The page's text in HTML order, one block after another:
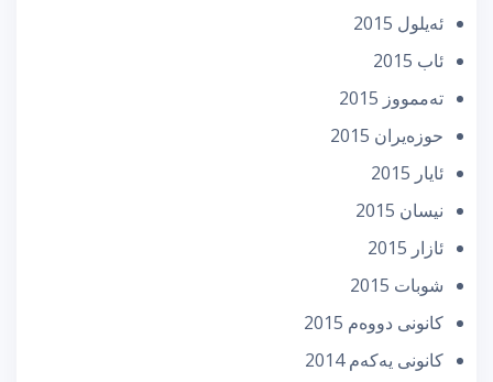
ئه‌یلول 2015
ئاب 2015
تەممووز 2015
حوزه‌یران 2015
ئایار 2015
نیسان 2015
ئازار 2015
شوبات 2015
كانونی دووه‌م 2015
كانونی یه‌كه‌م 2014